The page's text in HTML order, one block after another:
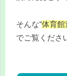
そんな“体育館
でご覧くださ